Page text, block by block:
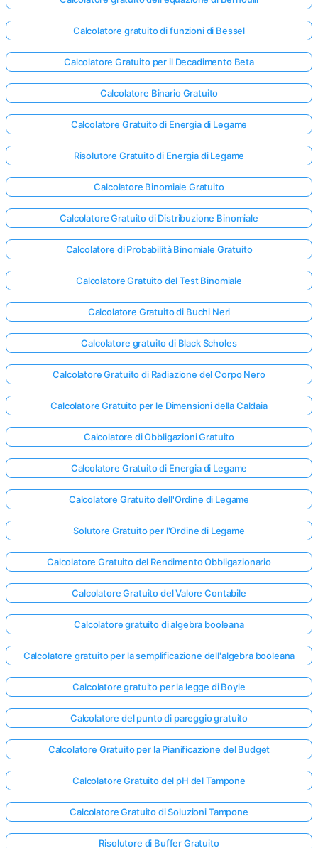
Accedi
Calcolatore gratuito di funzioni di Bessel
Calcolatore Gratuito per il Decadimento Beta
Calcolatore Binario Gratuito
Calcolatore Gratuito di Energia di Legame
Risolutore Gratuito di Energia di Legame
Calcolatore Binomiale Gratuito
Calcolatore Gratuito di Distribuzione Binomiale
Calcolatore di Probabilità Binomiale Gratuito
Calcolatore Gratuito del Test Binomiale
Calcolatore Gratuito di Buchi Neri
Calcolatore gratuito di Black Scholes
Calcolatore Gratuito di Radiazione del Corpo Nero
Calcolatore Gratuito per le Dimensioni della Caldaia
Calcolatore di Obbligazioni Gratuito
Calcolatore Gratuito di Energia di Legame
Calcolatore Gratuito dell'Ordine di Legame
Solutore Gratuito per l'Ordine di Legame
Calcolatore Gratuito del Rendimento Obbligazionario
Calcolatore Gratuito del Valore Contabile
Calcolatore gratuito di algebra booleana
Calcolatore gratuito per la semplificazione dell'algebra booleana
Calcolatore gratuito per la legge di Boyle
Calcolatore del punto di pareggio gratuito
Calcolatore Gratuito per la Pianificazione del Budget
Calcolatore Gratuito del pH del Tampone
Calcolatore Gratuito di Soluzioni Tampone
Risolutore di Buffer Gratuito